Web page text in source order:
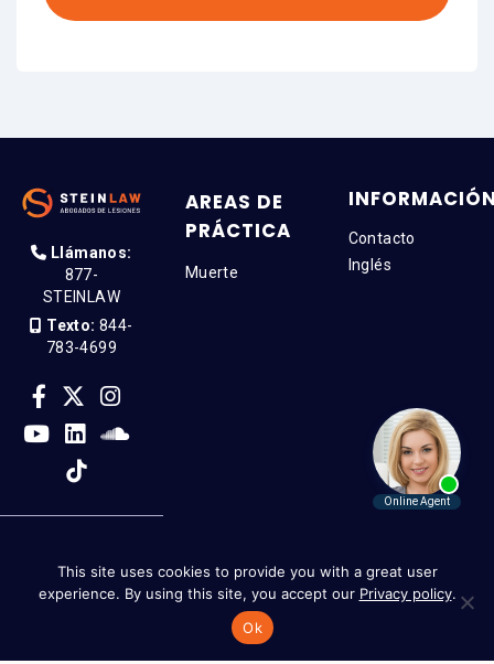
Llámanos:
877-
STEINLAW
Texto: 844-
783-4699
AREAS DE
PRÁCTICA
Muerte
Contacto
Inglés
Copyright © 2026 SteinLaw P.A. | Reservados todos los derechos
This site uses cookies to provide you with a great user
experience. By using this site, you accept our Privacy policy.
Ok